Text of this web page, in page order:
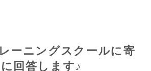
ーニングスクールに寄
回答します♪